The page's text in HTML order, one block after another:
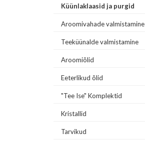
Küünlaklaasid ja purgid
Aroomivahade valmistamine
Teeküünalde valmistamine
Aroomiõlid
Eeterlikud õlid
"Tee Ise" Komplektid
Kristallid
Tarvikud